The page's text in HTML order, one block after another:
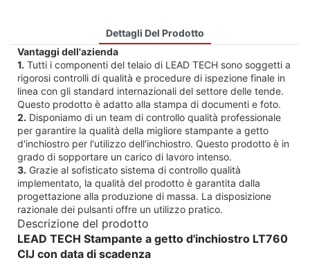
Dettagli Del Prodotto
Vantaggi dell'azienda
1. Tutti i componenti del telaio di LEAD TECH sono soggetti a
rigorosi controlli di qualità e procedure di ispezione finale in
linea con gli standard internazionali del settore delle tende.
Questo prodotto è adatto alla stampa di documenti e foto.
2. Disponiamo di un team di controllo qualità professionale
per garantire la qualità della migliore stampante a getto
d'inchiostro per l'utilizzo dell'inchiostro. Questo prodotto è in
grado di sopportare un carico di lavoro intenso.
3. Grazie al sofisticato sistema di controllo qualità
implementato, la qualità del prodotto è garantita dalla
progettazione alla produzione di massa. La disposizione
razionale dei pulsanti offre un utilizzo pratico.
Descrizione del prodotto
LEAD TECH Stampante a getto d'inchiostro LT760
CIJ con data di scadenza